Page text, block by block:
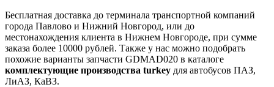
Бесплатная доставка до терминала транспортной компаний
города Павлово и Нижний Новгород, или до
местонахождения клиента в Нижнем Новгороде, при сумме
заказа более 10000 рублей. Также у нас можно подобрать
похожие варианты запчасти GDMAD020 в каталоге
комплектующие производства turkey для автобусов ПАЗ,
ЛиАЗ, КаВЗ.